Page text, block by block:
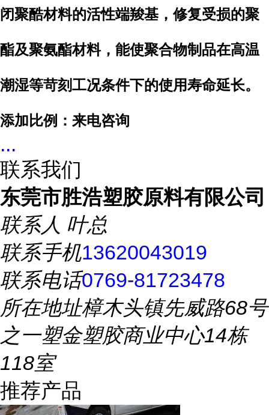
闭聚酷材料的活性端羧基，修复受损的聚
酯及聚氨酯材料，能使聚合物制品在高温
潮湿等苛刻工况条件下的使用寿命延长。
添加比例：来电咨询
...
联系我们
东莞市胜浩塑胶原料有限公司
联系人 叶总
联系手机13620043019
联系电话0769-81723478
所在地址樟木头镇先威路68号
之一塑金塑胶商业中心14栋
118室
推荐产品